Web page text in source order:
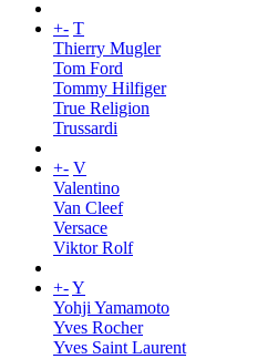
+- T
Thierry Mugler
Tom Ford
Tommy Hilfiger
True Religion
Trussardi
+- V
Valentino
Van Cleef
Versace
Viktor Rolf
+-Y
Yohji Yamamoto
Yves Rocher
Yves Saint Laurent